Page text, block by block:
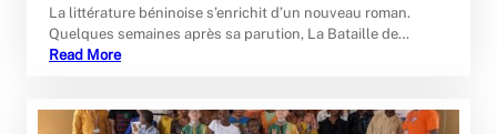
La littérature béninoise s’enrichit d’un nouveau roman.
Quelques semaines après sa parution, La Bataille de…
Read More